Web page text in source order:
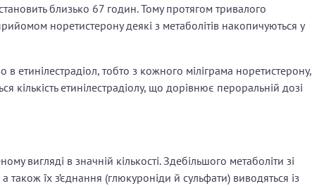
близько 67 годин. Тому протягом тривалого
норетистерону деякі з метаболітів накопичуються у
в етинілестрадіол, тобто з кожного міліграма норетистерону,
етинілестрадіолу, що дорівнює пероральній дозі
вигляді в значній кількості. Здебільшого метаболіти зі
також їх з’єднання (глюкуроніди й сульфати) виводяться із